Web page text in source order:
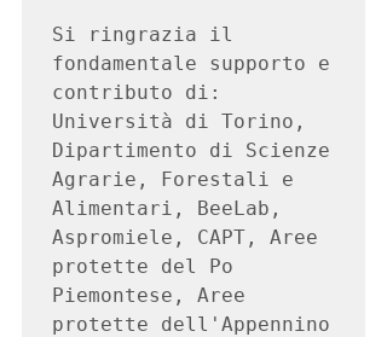
Si ringrazia il
fondamentale supporto e
contributo di:
Università di Torino,
Dipartimento di Scienze
Agrarie, Forestali e
Alimentari, BeeLab,
Aspromiele, CAPT, Aree
protette del Po
Piemontese, Aree
protette dell'Appennino